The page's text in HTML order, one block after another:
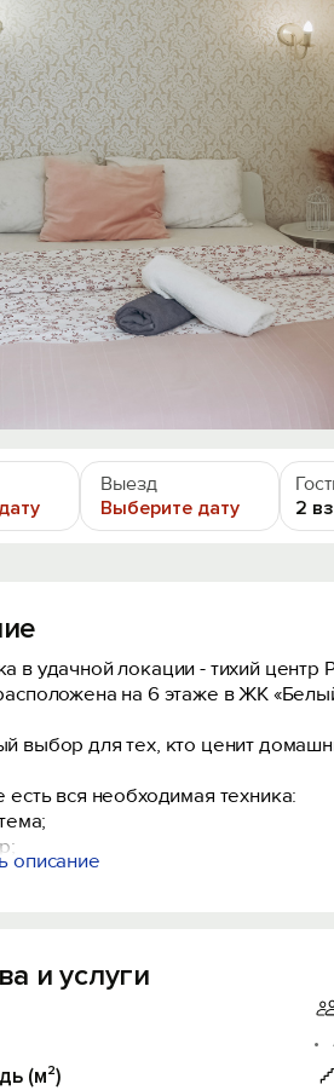
Выезд
Выберите дату
2
в удачной локации - тихий
на 6 этаже в ЖК
выбop для тeх, ктo цeнит
есть вся необходимая техника:
машинка.
есть выход в зону лоджии с
спальные места:
кровать;
диван.
хлопковое постельное белье,
описание
и услуги
(м²)